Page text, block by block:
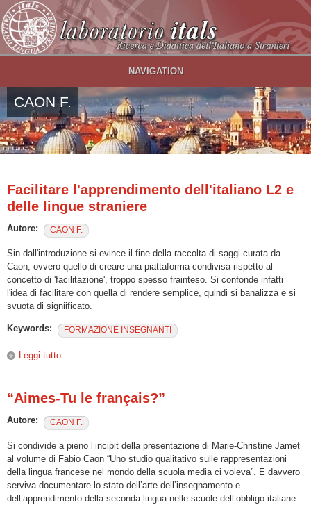
Salta al contenuto principale
NAVIGATION
CAON F.
Facilitare l'apprendimento dell'italiano L2 e
delle lingue straniere
Autore: CAON F.
Sin dall'introduzione si evince il fine della raccolta di saggi curata da
Caon, ovvero quello di creare una piattaforma condivisa rispetto al
concetto di 'facilitazione', troppo spesso frainteso. Si confonde infatti
l'idea di facilitare con quella di rendere semplice, quindi si banalizza e si
svuota di signiificato.
Keywords: FORMAZIONE INSEGNANTI
Leggi tutto
“Aimes-Tu le français?”
Autore: CAON F.
Si condivide a pieno l’incipit della presentazione di Marie-Christine Jamet
al volume di Fabio Caon “Uno studio qualitativo sulle rappresentazioni
della lingua francese nel mondo della scuola media ci voleva”. E davvero
serviva documentare lo stato dell’arte dell’insegnamento e
dell’apprendimento della seconda lingua nelle scuole dell’obbligo italiane.